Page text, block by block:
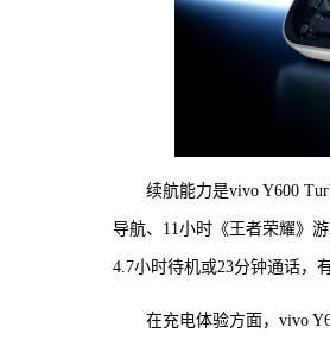
续航能力是vivo Y600
导航、11小时《王者荣耀》
4.7小时待机或23分钟通话，
在充电体验方面，vivo